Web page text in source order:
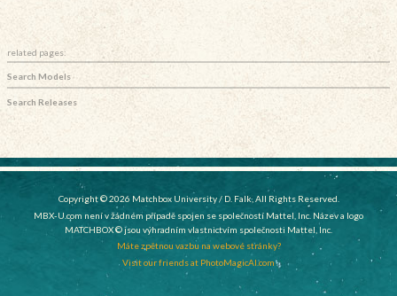
related pages:
Search Models
Search Releases
Copyright © 2026 Matchbox University / D. Falk, All Rights Reserved.
MBX-U.com není v žádném případě spojen se společností Mattel, Inc. Název a logo
MATCHBOX © jsou výhradním vlastnictvím společnosti Mattel, Inc.
Máte zpětnou vazbu na webové stránky?
Visit our friends at PhotoMagicAI.com